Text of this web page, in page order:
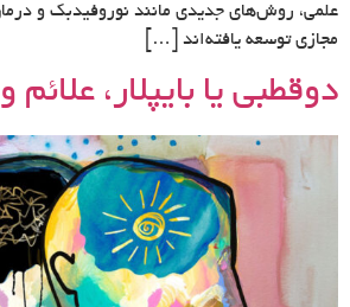
علمی، روش‌های جدیدی مانند نوروفیدبک و
مجازی توسعه یافته‌اند […]
دوقطبی یا بایپلار، علائم